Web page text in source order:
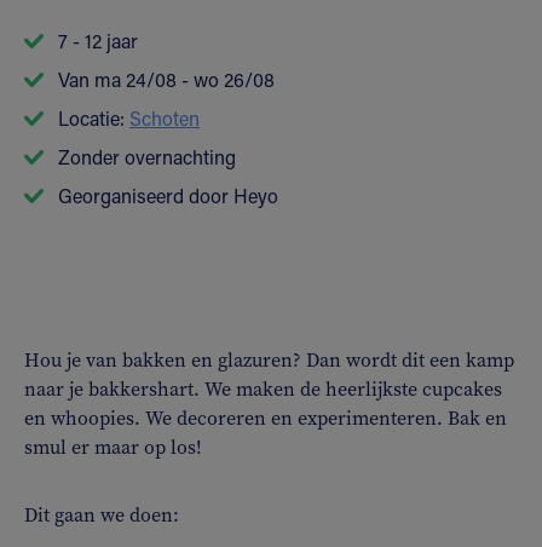
7 - 12 jaar
Van ma 24/08 - wo 26/08
Locatie: Schoten
Zonder overnachting
Georganiseerd door Heyo
Hou je van bakken en glazuren? Dan wordt dit een kamp
naar je bakkershart. We maken de heerlijkste cupcakes
en whoopies. We decoreren en experimenteren. Bak en
smul er maar op los!
Dit gaan we doen: